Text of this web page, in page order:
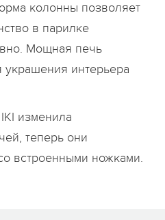
колонны позволяет
в парилке
Мощная печь
украшения интерьера
изменила
теперь они
встроенными ножками.